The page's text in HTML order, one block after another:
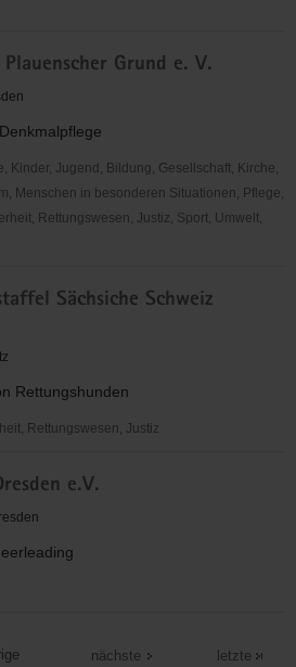
Grund e. V.
Kinder, Jugend, Bildung, Gesellschaft, Kirche,
Menschen in besonderen Situationen, Pflege,
Rettungswesen, Justiz, Sport, Umwelt,
Sächsiche Schweiz
Rettungshunden
Rettungswesen, Justiz
e.V.
nächste letzte